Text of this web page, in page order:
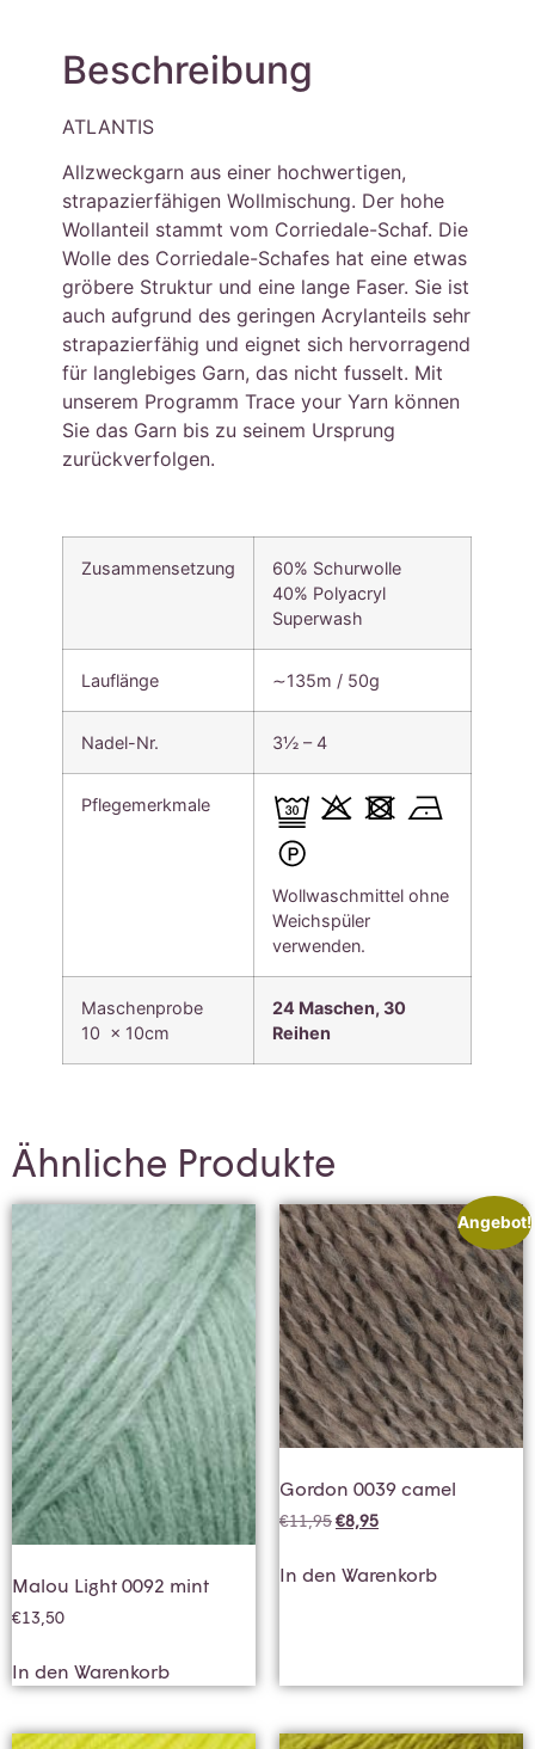
Beschreibung
ATLANTIS
Allzweckgarn aus einer hochwertigen,
strapazierfähigen Wollmischung. Der hohe
Wollanteil stammt vom Corriedale-Schaf. Die
Wolle des Corriedale-Schafes hat eine etwas
gröbere Struktur und eine lange Faser. Sie ist
auch aufgrund des geringen Acrylanteils sehr
strapazierfähig und eignet sich hervorragend
für langlebiges Garn, das nicht fusselt. Mit
unserem Programm Trace your Yarn können
Sie das Garn bis zu seinem Ursprung
zurückverfolgen.
Zusammensetzung
60% Schurwolle
40% Polyacryl
Superwash
Lauflänge ∼135m / 50g
Nadel-Nr. 3½ – 4
Pflegemerkmale
Wollwaschmittel ohne
Weichspüler
verwenden.
Maschenprobe
10 x 10cm
24 Maschen, 30
Reihen
Ähnliche Produkte
Malou Light 0092 mint
€13,50
In den Warenkorb
Angebot!
Gordon 0039 camel
€11,95€8,95
In den Warenkorb